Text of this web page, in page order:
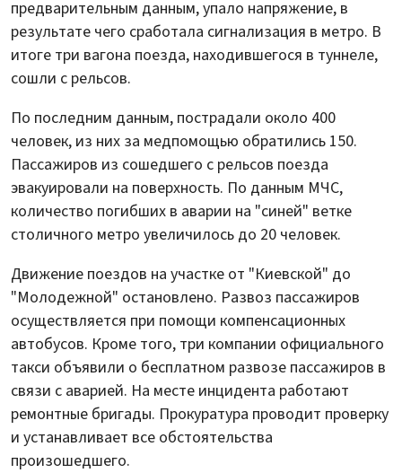
предварительным данным, упало напряжение, в
результате чего сработала сигнализация в метро. В
итоге три вагона поезда, находившегося в туннеле,
сошли с рельсов.
По последним данным, пострадали около 400
человек, из них за медпомощью обратились 150.
Пассажиров из сошедшего с рельсов поезда
эвакуировали на поверхность. По данным МЧС,
количество погибших в аварии на "синей" ветке
столичного метро увеличилось до 20 человек.
Движение поездов на участке от "Киевской" до
"Молодежной" остановлено. Развоз пассажиров
осуществляется при помощи компенсационных
автобусов. Кроме того, три компании официального
такси объявили о бесплатном развозе пассажиров в
связи с аварией. На месте инцидента работают
ремонтные бригады. Прокуратура проводит проверку
и устанавливает все обстоятельства
произошедшего.